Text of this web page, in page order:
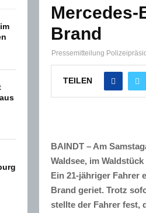
Mercedes-
Brand
Pressemitteilung
TEILEN
BAINDT – Am
Waldsee, im
Ein 21-jähriger Fahrer
Brand geriet. Trotz
stellte der Fahrer fest,